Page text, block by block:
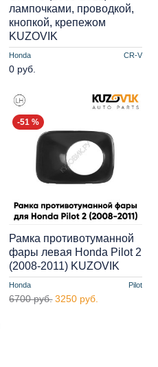
Honda CR-V
лампочками, проводкой,
кнопкой, крепежом
KUZOVIK
0 руб.
-51 %
Honda Pilot
Рамка противотуманной
фары левая Honda Pilot 2
(2008-2011) KUZOVIK
6700 руб. 3250 руб.